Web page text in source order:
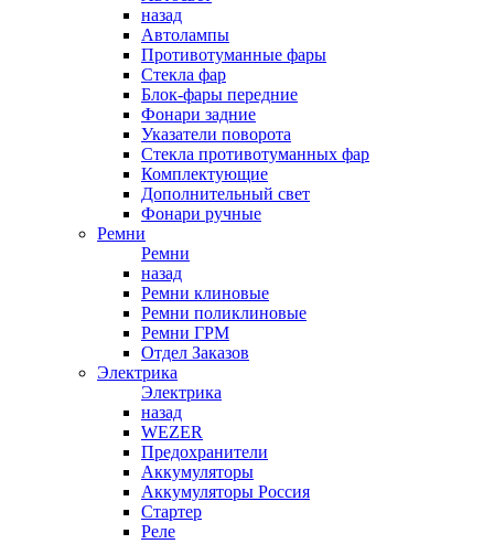
назад
Автолампы
Противотуманные фары
Стекла фар
Блок-фары передние
Фонари задние
Указатели поворота
Стекла противотуманных фар
Комплектующие
Дополнительный свет
Фонари ручные
Ремни
Ремни
назад
Ремни клиновые
Ремни поликлиновые
Ремни ГРМ
Отдел Заказов
Электрика
Электрика
назад
WEZER
Предохранители
Аккумуляторы
Аккумуляторы Россия
Стартер
Реле